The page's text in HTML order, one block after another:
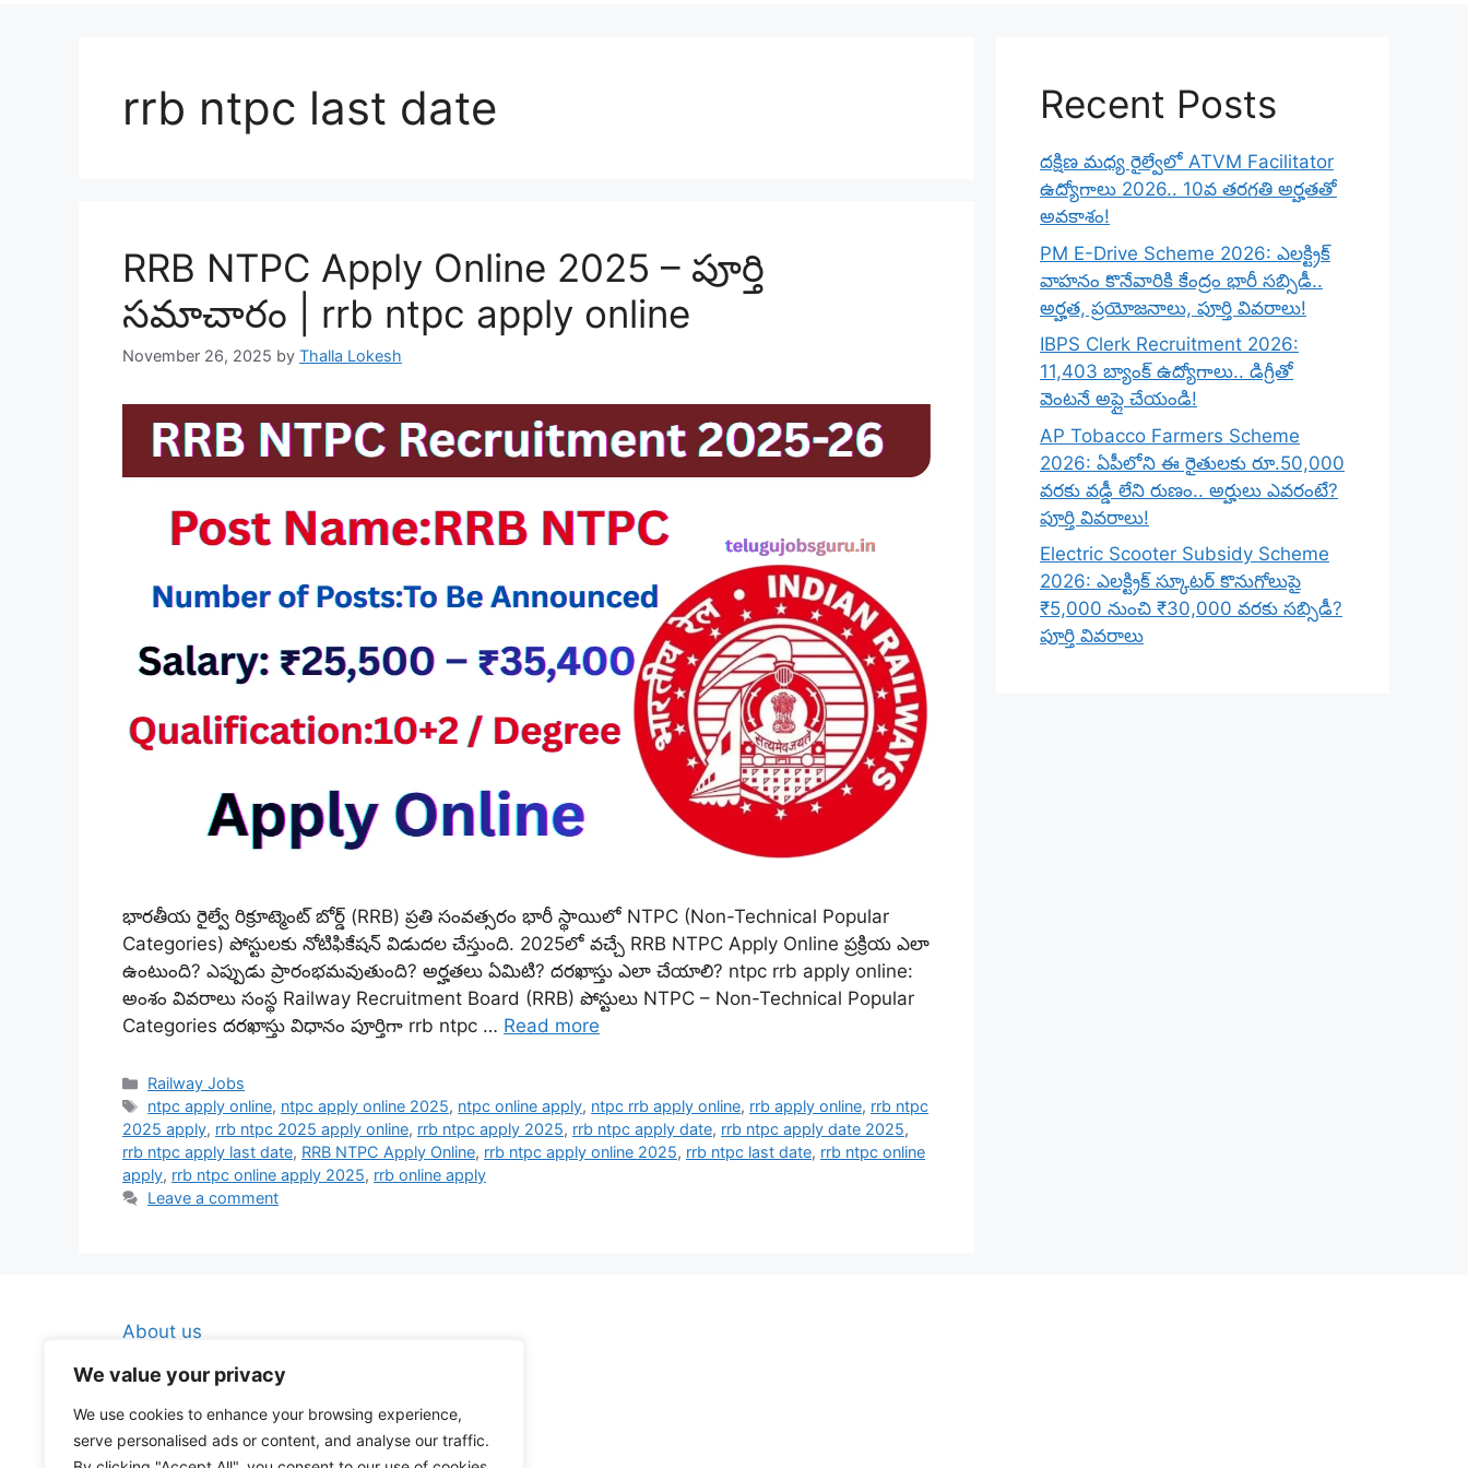
We value your privacy
We use cookies to enhance your browsing experience,
serve personalised ads or content, and analyse our traffic.
rrb ntpc last date
RRB NTPC Apply Online 2025 – పూర్తి
సమాచారం | rrb ntpc apply online
November 26, 2025 by Thalla Lokesh
భారతీయ రైల్వే రిక్రూట్మెంట్ బోర్డ్‌ (RRB) ప్రతి సంవత్సరం భారీ స్థాయిలో NTPC (Non-Technical Popular
Categories) పోస్టులకు నోటిఫికేషన్ విడుదల చేస్తుంది. 2025లో వచ్చే RRB NTPC Apply Online ప్రక్రియ ఎలా
ఉంటుంది? ఎప్పుడు ప్రారంభమవుతుంది? అర్హతలు ఏమిటి? దరఖాస్తు ఎలా చేయాలి? ntpc rrb apply online:
అంశం వివరాలు సంస్థ Railway Recruitment Board (RRB) పోస్టులు NTPC – Non-Technical Popular
Categories దరఖాస్తు విధానం పూర్తిగా rrb ntpc … Read more
Categories
Railway Jobs
Tags
ntpc apply online, ntpc apply online 2025, ntpc online apply, ntpc rrb apply online, rrb apply online, rrb ntpc
2025 apply, rrb ntpc 2025 apply online, rrb ntpc apply 2025, rrb ntpc apply date, rrb ntpc apply date 2025,
rrb ntpc apply last date, RRB NTPC Apply Online, rrb ntpc apply online 2025, rrb ntpc last date, rrb ntpc online
apply, rrb ntpc online apply 2025, rrb online apply
Leave a comment
Recent Posts
దక్షిణ మధ్య రైల్వేలో ATVM Facilitator
ఉద్యోగాలు 2026.. 10వ తరగతి అర్హతతో
అవకాశం!
PM E-Drive Scheme 2026: ఎలక్ట్రిక్
వాహనం కొనేవారికి కేంద్రం భారీ సబ్సిడీ..
అర్హత, ప్రయోజనాలు, పూర్తి వివరాలు!
IBPS Clerk Recruitment 2026:
11,403 బ్యాంక్ ఉద్యోగాలు.. డిగ్రీతో
వెంటనే అప్లై చేయండి!
AP Tobacco Farmers Scheme
2026: ఏపీలోని ఈ రైతులకు రూ.50,000
వరకు వడ్డీ లేని రుణం.. అర్హులు ఎవరంటే?
పూర్తి వివరాలు!
Electric Scooter Subsidy Scheme
2026: ఎలక్ట్రిక్ స్కూటర్ కొనుగోలుపై
₹5,000 నుంచి ₹30,000 వరకు సబ్సిడీ?
పూర్తి వివరాలు
About us
Contact Us
Disclaimer
Privacy Policy